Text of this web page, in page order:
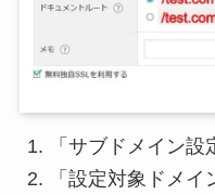
「サブドメイン
「設定対象ドメ